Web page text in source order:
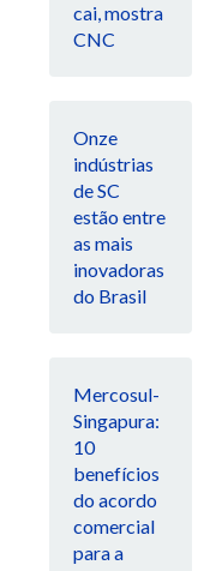
cai, mostra
CNC
Onze
indústrias
de SC
estão entre
as mais
inovadoras
do Brasil
Mercosul-
Singapura:
10
benefícios
do acordo
comercial
para a